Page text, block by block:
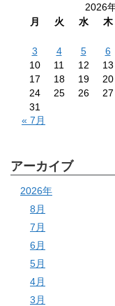
2026
月
火 水 木
3
4 5 6
10
11 12 13
17
18 19 20
24
25 26 27
31
« 7月
アーカイブ
2026年
8月
7月
6月
5月
4月
3月